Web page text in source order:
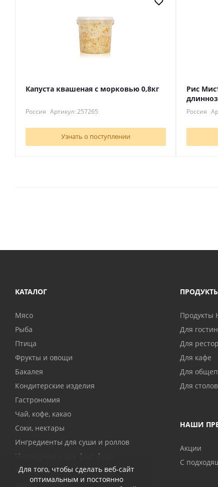
Для того, чтобы сделать веб-сайт
оптимальным и постоянно
Капуста квашеная с морковью 0,8кг
Россия Артикул: 257265
Узнать о поступлении
Рис
Россия
КАТАЛОГ
Мясо
Рыба
Птица
Фрукты и овощи
Бакалея
Кондитерские изделия
Гастрономия
Чай, кофе, какао
Соки, нектары
Ингредиенты для суши и роллов
Ингредиенты для фаст фуда
Консервы
Крупы
Продукты
Для
Для
Для кафе
Для
Для
НАШИ
Акции
С